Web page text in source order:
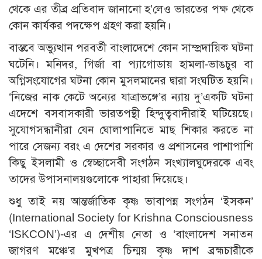
থেকে এর তীব্র প্রতিবাদ জানানো হ’লেও ভারতের পক্ষ থেকে
কোন কার্যকর পদক্ষেপ গ্রহণ করা হয়নি।
বাস্তবে অভ্যুত্থান পরবর্তী বাংলাদেশে কোন সাম্প্রদায়িক ঘটনা
ঘটেনি। মনিদর, গির্জা বা প্যাগোডায় হামলা-ভাঙচুর বা
অগ্নিসংযোগের ঘটনা কোন মুসলমানের দ্বারা সংঘটিত হয়নি।
‘নিজের নাক কেটে অন্যের যাত্রাভঙ্গে’র ন্যায় দু’একটি ঘটনা
এদেশে বসবাসকারী ভারতপন্থী হিন্দুত্ববাদীরাই ঘটিয়েছে।
সুযোগসন্ধানীরা যেন ঘোলাপানিতে মাছ শিকার করতে না
পারে সেজন্য বরং এ দেশের সরকার ও প্রশাসনের পাশাপাশি
কিছু ইসলামী ও স্বেচ্ছাসেবী সংগঠন সংখ্যালঘুদেরকে এবং
তাদের উপাসনালয়গুলোকে পাহারা দিয়েছে।
শুধু তাই নয় আন্তর্জাতিক কৃষ্ণ ভাবাপন্ন সংগঠন ‘ইসকন’
(International Society for Krishna Consciousness
‘ISKCON’)-এর এ দেশীয় নেতা ও ‘বাংলাদেশ সনাতন
জাগরণ মঞ্চে’র মুখপত্র চিন্ময় কৃষ্ণ দাশ ব্রহ্মচারীকে